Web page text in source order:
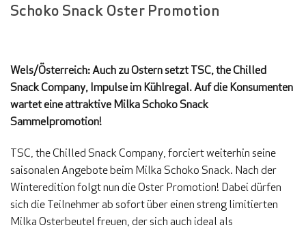
Schoko Snack Oster Promotion
Wels/Österreich: Auch zu Ostern setzt TSC, the Chilled
Snack Company, Impulse im Kühlregal. Auf die Konsumenten
wartet eine attraktive Milka Schoko Snack
Sammelpromotion!
TSC, the Chilled Snack Company, forciert weiterhin seine
saisonalen Angebote beim Milka Schoko Snack. Nach der
Winteredition folgt nun die Oster Promotion! Dabei dürfen
sich die Teilnehmer ab sofort über einen streng limitierten
Milka Osterbeutel freuen, der sich auch ideal als